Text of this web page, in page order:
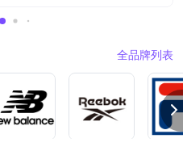
全品牌列表